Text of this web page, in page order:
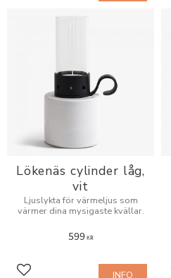
Lökenäs cylinder låg,
vit
Ljuslykta för värmeljus som
värmer dina mysigaste kvällar.
599KR
INFO